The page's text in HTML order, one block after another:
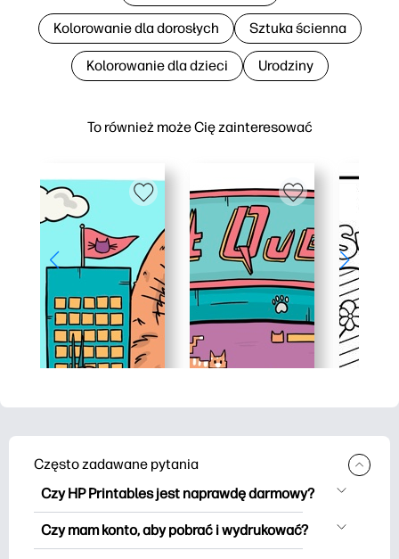
To również może Cię zainteresować
Kolorowanie dla dorosłych Sztuka ścienna
Kolorowanie dla dzieci Urodziny
Często zadawane pytania
Czy HP Printables jest naprawdę darmowy?
HP Printables oferuje ponad 2500
materiałów do wydrukowania do
Czy mam konto, aby pobrać i wydrukować?